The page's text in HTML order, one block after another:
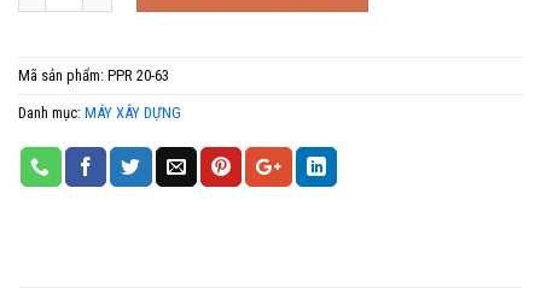
Mã sản phẩm: PPR 20-63
Danh mục: MÁY XÂY DỰNG